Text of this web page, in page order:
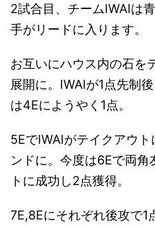
2試合目、チームIWAIは
手がリードに入ります。
お互いにハウス内の石を
展開に。IWAIが1点先制
は4Eにようやく1点。
5EでIWAIがテイクアウ
ンドに。今度は6Eで両
トに成功し2点獲得。
7E,8Eにそれぞれ後攻で1